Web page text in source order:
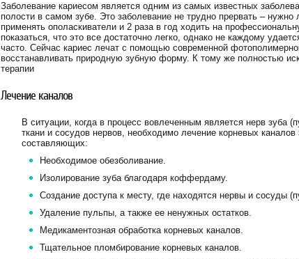
Заболевание кариесом является одним из самых известных
полости в самом зубе. Это заболевание не трудно прервать –
применять ополаскиватели и 2 раза в год ходить на
показаться, что это все достаточно легко, однако не каждому
часто. Сейчас кариес лечат с помощью современной
восстанавливать природную зубную форму. К тому же полностью
терапии
Лечение каналов
В ситуации, когда в процесс вовлеченным является нерв зуба
ткани и сосудов нервов, необходимо лечение корневых каналов
составляющих:
Необходимое обезболивание.
Изолирование зуба благодаря коффердаму.
Создание доступа к месту, где находятся нервы и сосуды
Удаление пульпы, а также ее ненужных остатков.
Медикаментозная обработка корневых каналов.
Тщательное пломбирование корневых каналов.